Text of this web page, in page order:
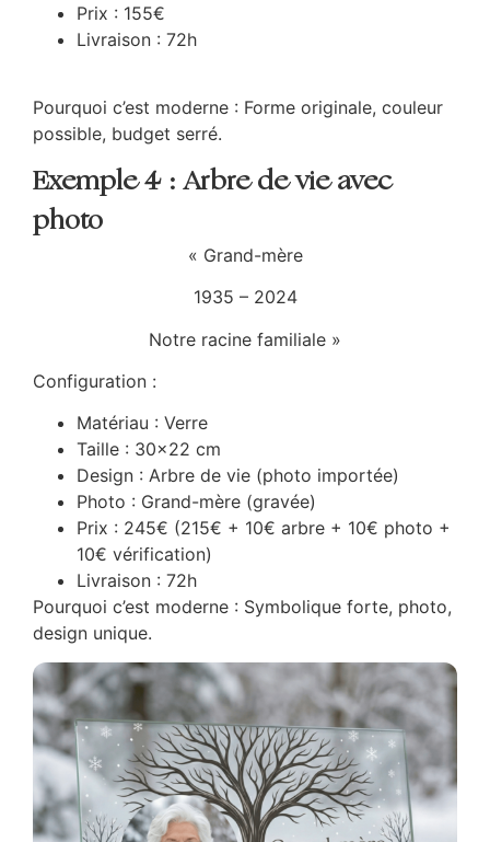
Prix : 155€
Livraison : 72h
Pourquoi c’est moderne : Forme originale, couleur
possible, budget serré.
Exemple 4 : Arbre de vie avec
photo
« Grand-mère
1935 – 2024
Notre racine familiale »
Configuration :
Matériau : Verre
Taille : 30×22 cm
Design : Arbre de vie (photo importée)
Photo : Grand-mère (gravée)
Prix : 245€ (215€ + 10€ arbre + 10€ photo +
10€ vérification)
Livraison : 72h
Pourquoi c’est moderne : Symbolique forte, photo,
design unique.